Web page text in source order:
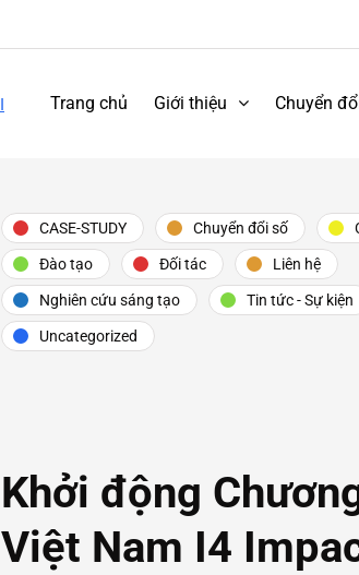
Trang chủ Giới thiệu Chuyển
CASE-STUDY Chuyển đổi số
Đào tạo Đối tác Liên hệ
Nghiên cứu sáng tạo Tin tức - Sự kiện
Uncategorized
Khởi động
Việt Nam I4